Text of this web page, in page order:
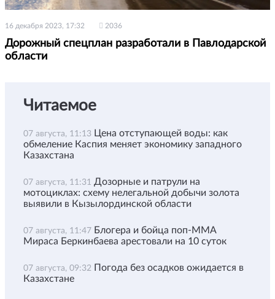
16 декабря 2023, 17:32 2036
Дорожный спецплан разработали в Павлодарской
области
Читаемое
07 августа, 11:13 Цена отступающей воды: как
обмеление Каспия меняет экономику западного
Казахстана
07 августа, 11:31 Дозорные и патрули на
мотоциклах: схему нелегальной добычи золота
выявили в Кызылординской области
07 августа, 11:47 Блогера и бойца поп-ММА
Мираса Беркинбаева арестовали на 10 суток
07 августа, 09:32 Погода без осадков ожидается в
Казахстане